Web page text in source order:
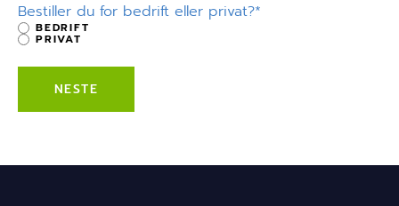
Bestiller du for bedrift eller privat?*
BEDRIFT
PRIVAT